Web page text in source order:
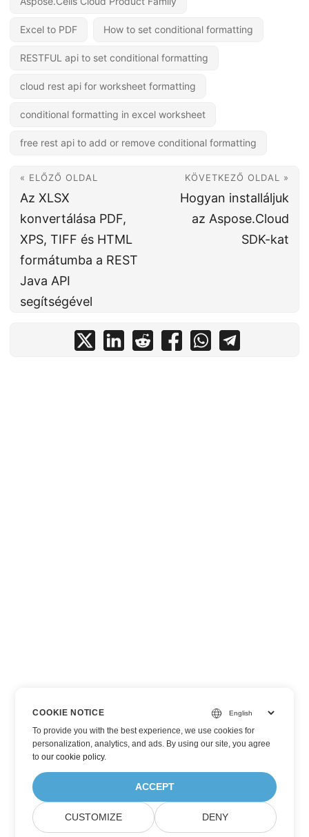
Excel to PDF How to set conditional formatting
RESTFUL api to set conditional formatting
cloud rest api for worksheet formatting
conditional formatting in excel worksheet
free rest api to add or remove conditional formatting
« ELŐZŐ OLDAL
Az XLSX
konvertálása PDF,
XPS, TIFF és HTML
formátumba a REST
Java API
segítségével
KÖVETKEZŐ OLDAL »
Hogyan installáljuk
az Aspose.Cloud
SDK-kat
COOKIE NOTICE
To provide you with the best experience, we use cookies for
personalization, analytics, and ads. By using our site, you agree
toour cookie policy.
ACCEPT
CUSTOMIZE DENY